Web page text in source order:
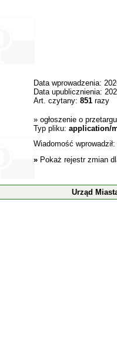
Data wprowadzenia:
Data upublicznienia:
Art. czytany: 851razy
» ogłoszenie o przetargu
Typ pliku: application/
Wiadomość wprowadził:
» Pokaż rejestr zmian
Urząd